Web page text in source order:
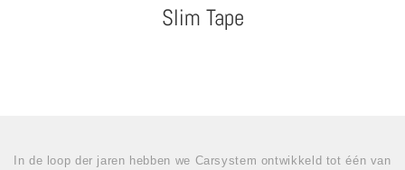
Slim Tape
In de loop der jaren hebben we Carsystem ontwikkeld tot één van